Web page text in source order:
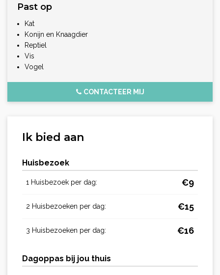
Past op
Kat
Konijn en Knaagdier
Reptiel
Vis
Vogel
CONTACTEER MIJ
Ik bied aan
Huisbezoek
1 Huisbezoek per dag: €9
2 Huisbezoeken per dag: €15
3 Huisbezoeken per dag: €16
Dagoppas bij jou thuis